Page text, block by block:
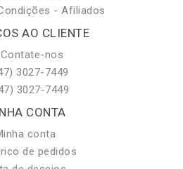
- Afiliados
AO CLIENTE
Contate-nos
3027-7449
3027-7449
CONTA
conta
de pedidos